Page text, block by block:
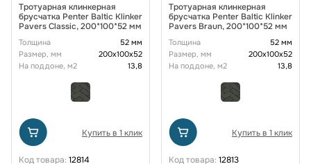
Тротуарная клинкерная
брусчатка Penter Baltic Klinker
Pavers Classic, 200*100*52 мм
Толщина
52 мм
Размер, мм
200х100х52
На поддоне, м2
13,8
Купить в 1 клик
Код товара: 12814
Тротуарная клинкерная
брусчатка Penter Baltic Klinker
Pavers Braun, 200*100*52 мм
Толщина
52 мм
Размер, мм
200х100х52
На поддоне, м2
13,8
Купить в 1 клик
Код товара: 12813